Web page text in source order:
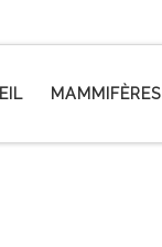
MAMMIFÈRES